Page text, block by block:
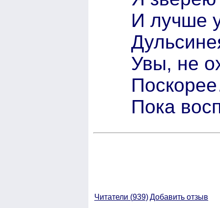
И лучше
Увы, не
Пока
Читатели (939)Добавить отзыв